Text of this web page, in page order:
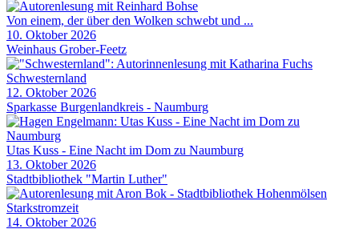
Von einem, der über den Wolken schwebt und ...
10. Oktober 2026
Weinhaus Grober-Feetz
Schwesternland
12. Oktober 2026
Sparkasse Burgenlandkreis - Naumburg
Utas Kuss - Eine Nacht im Dom zu Naumburg
13. Oktober 2026
Stadtbibliothek "Martin Luther"
Starkstromzeit
14. Oktober 2026